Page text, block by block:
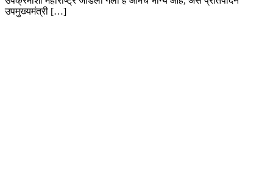
उपमुख्यमंत्री […]